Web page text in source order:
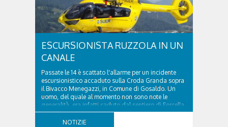
ESCURSIONISTA RUZZOLA IN UN
CANALE
Passate le 14 è scattato l'allarme per un incidente
escursionistico accaduto sulla Croda Granda sopra
il Bivacco Menegazzi, in Comune di Gosaldo. Un
uomo, del quale al momento non sono note le
generalità, era infatti caduto dal sentiero di Forcella
delle Mughe, ruzzolando per una quindicina...
NOTIZIE